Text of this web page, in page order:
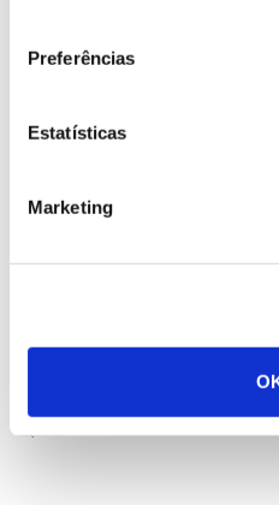
Preferências
Estatísticas
Marketing
Telecomunicações, DGT –